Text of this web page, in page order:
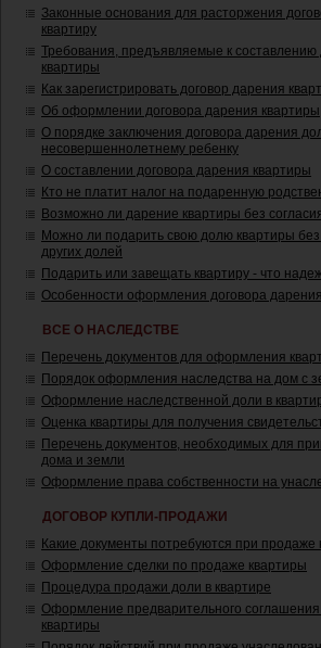
Законные основания для расторжения
квартиру
Требования, предъявляемые к составлению
квартиры
Как зарегистрировать договор дарения
Об оформлении договора дарения квартиры
О порядке заключения договора дарения
несовершеннолетнему ребенку
О составлении договора дарения квартиры
Кто не платит налог на подаренную
Возможно ли дарение квартиры без
Можно ли подарить свою долю квартиры без
других долей
Подарить или завещать квартиру - что
Особенности оформления договора
ВСЕ О НАСЛЕДСТВЕ
Перечень документов для оформления
Порядок оформления наследства на дом с
Оформление наследственной доли в
Оценка квартиры для получения
Перечень документов, необходимых для
дома и земли
Оформление права собственности на
ДОГОВОР КУПЛИ-ПРОДАЖИ
Какие документы потребуются при продаже
Оформление сделки по продаже квартиры
Процедура продажи доли в квартире
Оформление предварительного
квартиры